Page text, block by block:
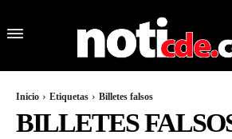
Inicio Etiquetas Billetes falsos
BILLETES